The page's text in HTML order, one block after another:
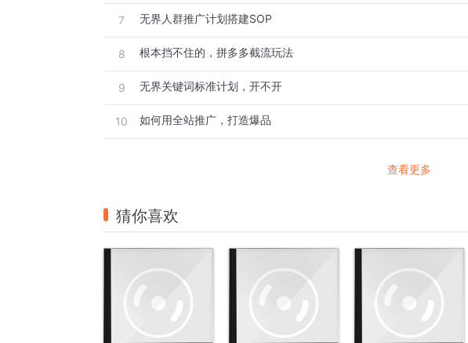
我个人觉得他们有关系的可能性并不大，也就是说主链接和子链
首先，它要求单品在无界的消耗7天要大于7000，也就是说平均
操作其实也比较简单，入口就在全站推广里。
添加宝贝后面有一个提示，它会提示你的链接已经在无界推广，
7 无界人群推广计划搭建SOP
8 根本挡不住的，拼多多截流玩法
9 无界关键词标准计划，开不开
10 如何用全站推广，打造爆品
查看更多
猜你喜欢